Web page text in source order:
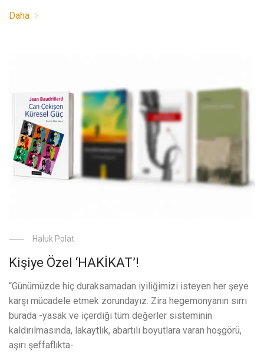
Daha
Haluk Polat
Kişiye Özel ‘HAKİKAT’!
“Günümüzde hiç duraksamadan iyiliğimizi isteyen her şeye
karşı mücadele etmek zorundayız. Zira hegemonyanın sırrı
burada -yasak ve içerdiği tüm değerler sisteminin
kaldırılmasında, lakaytlık, abartılı boyutlara varan hoşgörü,
aşırı şeffaflıkta-